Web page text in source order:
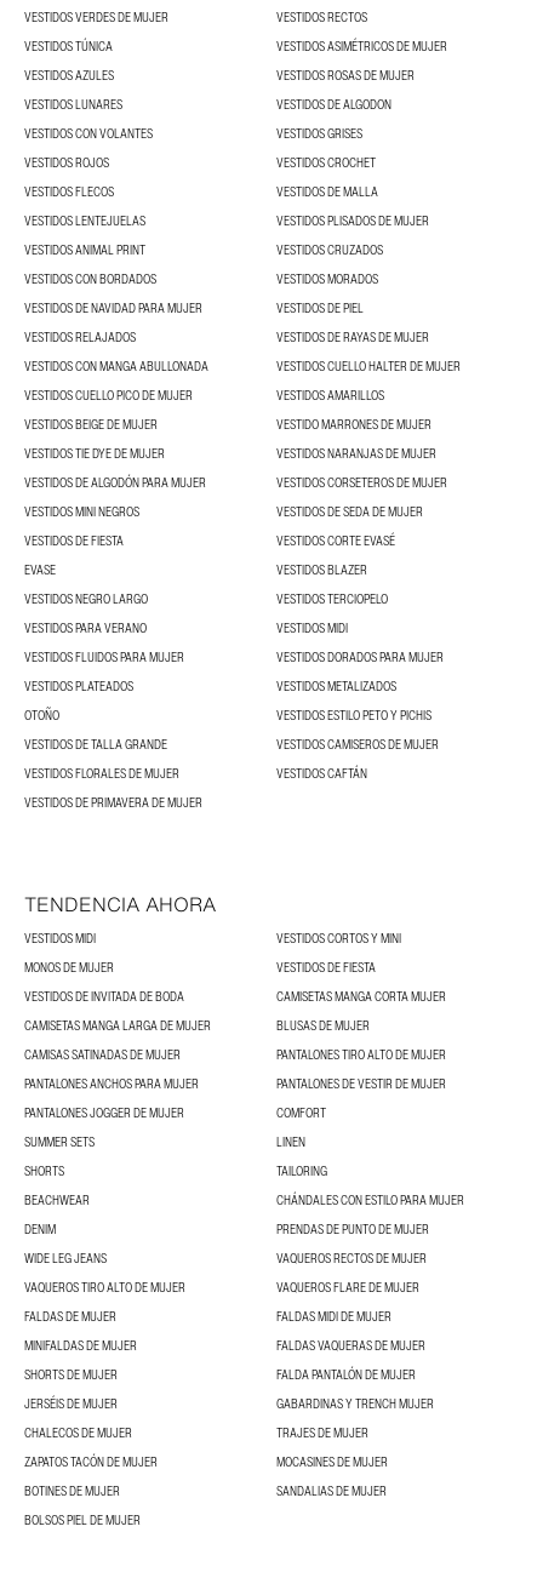
VESTIDOS VERDES DE MUJER
VESTIDOS RECTOS
VESTIDOS TÚNICA
VESTIDOS ASIMÉTRICOS DE MUJER
VESTIDOS AZULES
VESTIDOS ROSAS DE MUJER
VESTIDOS LUNARES
VESTIDOS DE ALGODON
VESTIDOS CON VOLANTES
VESTIDOS GRISES
VESTIDOS ROJOS
VESTIDOS CROCHET
VESTIDOS FLECOS
VESTIDOS DE MALLA
VESTIDOS LENTEJUELAS
VESTIDOS PLISADOS DE MUJER
VESTIDOS ANIMAL PRINT
VESTIDOS CRUZADOS
VESTIDOS CON BORDADOS
VESTIDOS MORADOS
VESTIDOS DE NAVIDAD PARA MUJER
VESTIDOS DE PIEL
VESTIDOS RELAJADOS
VESTIDOS DE RAYAS DE MUJER
VESTIDOS CON MANGA ABULLONADA
VESTIDOS CUELLO HALTER DE MUJER
VESTIDOS CUELLO PICO DE MUJER
VESTIDOS AMARILLOS
VESTIDOS BEIGE DE MUJER
VESTIDO MARRONES DE MUJER
VESTIDOS TIE DYE DE MUJER
VESTIDOS NARANJAS DE MUJER
VESTIDOS DE ALGODÓN PARA MUJER
VESTIDOS CORSETEROS DE MUJER
VESTIDOS MINI NEGROS
VESTIDOS DE SEDA DE MUJER
VESTIDOS DE FIESTA
VESTIDOS CORTE EVASÉ
EVASE
VESTIDOS BLAZER
VESTIDOS NEGRO LARGO
VESTIDOS TERCIOPELO
VESTIDOS PARA VERANO
VESTIDOS MIDI
VESTIDOS FLUIDOS PARA MUJER
VESTIDOS DORADOS PARA MUJER
VESTIDOS PLATEADOS
VESTIDOS METALIZADOS
OTOÑO
VESTIDOS ESTILO PETO Y PICHIS
VESTIDOS DE TALLA GRANDE
VESTIDOS CAMISEROS DE MUJER
VESTIDOS FLORALES DE MUJER
VESTIDOS CAFTÁN
VESTIDOS DE PRIMAVERA DE MUJER
TENDENCIA AHORA
VESTIDOS MIDI
VESTIDOS CORTOS Y MINI
MONOS DE MUJER
VESTIDOS DE FIESTA
VESTIDOS DE INVITADA DE BODA
CAMISETAS MANGA CORTA MUJER
CAMISETAS MANGA LARGA DE MUJER
BLUSAS DE MUJER
CAMISAS SATINADAS DE MUJER
PANTALONES TIRO ALTO DE MUJER
PANTALONES ANCHOS PARA MUJER
PANTALONES DE VESTIR DE MUJER
PANTALONES JOGGER DE MUJER
COMFORT
SUMMER SETS
LINEN
SHORTS
TAILORING
BEACHWEAR
CHÁNDALES CON ESTILO PARA MUJER
DENIM
PRENDAS DE PUNTO DE MUJER
WIDE LEG JEANS
VAQUEROS RECTOS DE MUJER
VAQUEROS TIRO ALTO DE MUJER
VAQUEROS FLARE DE MUJER
FALDAS DE MUJER
FALDAS MIDI DE MUJER
MINIFALDAS DE MUJER
FALDAS VAQUERAS DE MUJER
SHORTS DE MUJER
FALDA PANTALÓN DE MUJER
JERSÉIS DE MUJER
GABARDINAS Y TRENCH MUJER
CHALECOS DE MUJER
TRAJES DE MUJER
ZAPATOS TACÓN DE MUJER
MOCASINES DE MUJER
BOTINES DE MUJER
SANDALIAS DE MUJER
BOLSOS PIEL DE MUJER